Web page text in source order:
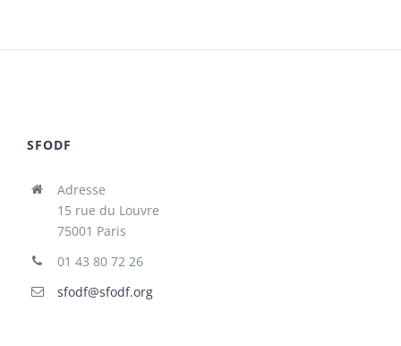
SFODF
Adresse
15 rue du Louvre
75001 Paris
01 43 80 72 26
sfodf@sfodf.org